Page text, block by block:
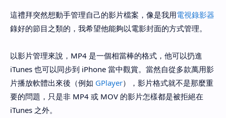
這禮拜突然想動手管理自己的影片檔案，像是我用電視錄影器
錄好的節目之類的，我希望他能夠以電影封面的方式管理。
以影片管理來說，MP4 是一個相當棒的格式，他可以扔進
iTunes 也可以同步到 iPhone 當中觀賞。當然自從多款萬用影
片播放軟體出來後（例如 GPlayer），影片格式就不是那麼重
要的問題，只是非 MP4 或 MOV 的影片怎樣都是被拒絕在
iTunes 之外。